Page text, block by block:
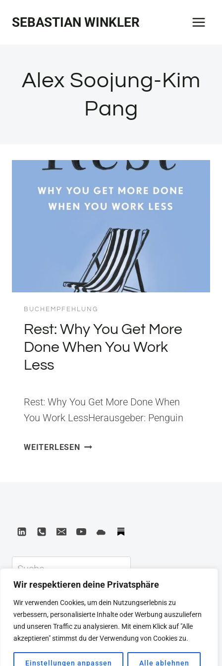
Wir respektieren deine Privatsphäre
Wir verwenden Cookies, um dein Nutzungserlebnis zu
verbessern, personalisierte Inhalte oder Werbung auszuliefern
und unseren Traffic zu analysieren. Mit einem Klick auf "Alle
akzeptieren" stimmst du der Verwendung von Cookies zu.
Einstellungen anpassen Alle ablehnen
InhaltSEBASTIAN WINKLER
Alex Soojung-Kim
Pang
BUCHEMPFEHLUNG
Rest: Why You Get More
Done When You Work
Less
Rest: Why You Get More Done When
You Work LessHerausgeber: Penguin
habe ich gelernt, dass Ruhe keine
Höchstleistung und bewusste Erholung
sich mit allem, was…
WEITERLESENREST:
YOU
LESS
Suchen
KEYNOTE BEIRAT
CTRL+ALT+LEAD
MEINE ARTIKEL
BUCHEMPFEHLUNGEN
PODCAST
KONTAKT
SEBASTIAN
IMPRESSUM
DATENSCHUTZERKLÄRUNG